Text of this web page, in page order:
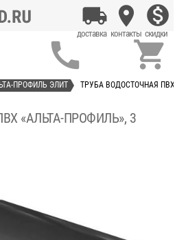
 
ПРОФИЛЬ ЭЛИТ ТРУБА ВОДОСТОЧНАЯ ПВХ
«АЛЬТА-ПРОФИЛЬ», 3